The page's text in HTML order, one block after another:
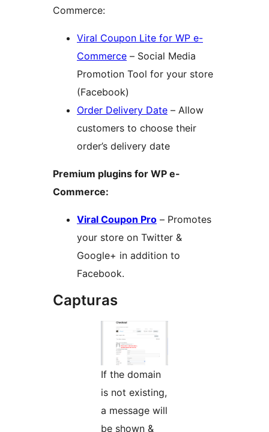
Commerce:
Viral Coupon Lite for WP e-
Commerce – Social Media
Promotion Tool for your store
(Facebook)
Order Delivery Date – Allow
customers to choose their
order’s delivery date
Premium plugins for WP e-
Commerce:
Viral Coupon Pro – Promotes
your store on Twitter &
Google+ in addition to
Facebook.
Capturas
If the domain
is not existing,
a message will
be shown &